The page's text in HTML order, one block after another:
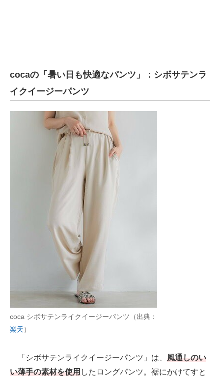
cocaの「暑い日も快適なパンツ」：シボサテンラ
イクイージーパンツ
coca シボサテンライクイージーパンツ（出典：
楽天）
「シボサテンライクイージーパンツ」は、 風通しのい
い薄手の素材を使用したロングパンツ。裾にかけてすと